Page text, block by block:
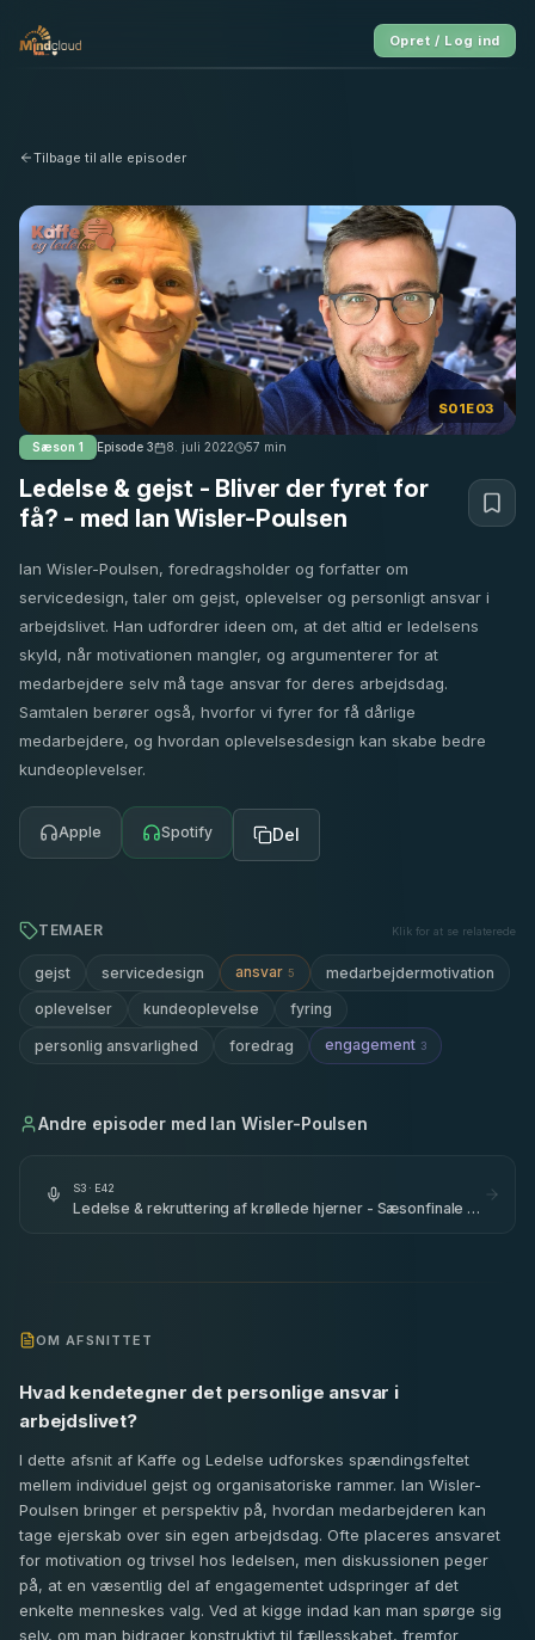
Opret / Log ind
Tilbage til alle episoder
S01E03
Sæson 1 Episode 3 8. juli 2022 57 min
Ledelse & gejst - Bliver der fyret for
få? - med Ian Wisler-Poulsen
Ian Wisler-Poulsen, foredragsholder og forfatter om
servicedesign, taler om gejst, oplevelser og personligt ansvar i
arbejdslivet. Han udfordrer ideen om, at det altid er ledelsens
skyld, når motivationen mangler, og argumenterer for at
medarbejdere selv må tage ansvar for deres arbejdsdag.
Samtalen berører også, hvorfor vi fyrer for få dårlige
medarbejdere, og hvordan oplevelsesdesign kan skabe bedre
kundeoplevelser.
Apple Spotify Del
TEMAER Klik for at se relaterede
gejst servicedesign ansvar 5 medarbejdermotivation
oplevelser kundeoplevelse fyring
personlig ansvarlighed foredrag engagement 3
Andre episoder med Ian Wisler-Poulsen
S3 · E42
Ledelse & rekruttering af krøllede hjerner - Sæsonfinale -
OM AFSNITTET
Hvad kendetegner det personlige ansvar i
arbejdslivet?
I dette afsnit af Kaffe og Ledelse udforskes spændingsfeltet
mellem individuel gejst og organisatoriske rammer. Ian Wisler-
Poulsen bringer et perspektiv på, hvordan medarbejderen kan
tage ejerskab over sin egen arbejdsdag. Ofte placeres ansvaret
for motivation og trivsel hos ledelsen, men diskussionen peger
på, at en væsentlig del af engagementet udspringer af det
enkelte menneskes valg. Ved at kigge indad kan man spørge sig
selv, om man bidrager konstruktivt til fællesskabet, fremfor